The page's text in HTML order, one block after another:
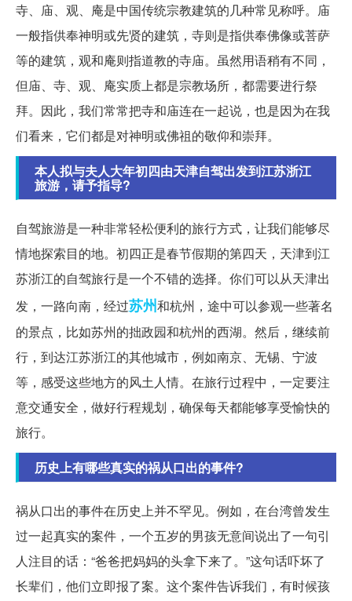
寺、庙、观、庵是中国传统宗教建筑的几种常见称呼。庙
一般指供奉神明或先贤的建筑，寺则是指供奉佛像或菩萨
等的建筑，观和庵则指道教的寺庙。虽然用语稍有不同，
但庙、寺、观、庵实质上都是宗教场所，都需要进行祭
拜。因此，我们常常把寺和庙连在一起说，也是因为在我
们看来，它们都是对神明或佛祖的敬仰和崇拜。
本人拟与夫人大年初四由天津自驾出发到江苏浙江
旅游，请予指导?
自驾旅游是一种非常轻松便利的旅行方式，让我们能够尽
情地探索目的地。初四正是春节假期的第四天，天津到江
苏浙江的自驾旅行是一个不错的选择。你们可以从天津出
发，一路向南，经过苏州和杭州，途中可以参观一些著名
的景点，比如苏州的拙政园和杭州的西湖。然后，继续前
行，到达江苏浙江的其他城市，例如南京、无锡、宁波
等，感受这些地方的风土人情。在旅行过程中，一定要注
意交通安全，做好行程规划，确保每天都能够享受愉快的
旅行。
历史上有哪些真实的祸从口出的事件?
祸从口出的事件在历史上并不罕见。例如，在台湾曾发生
过一起真实的案件，一个五岁的男孩无意间说出了一句引
人注目的话：“爸爸把妈妈的头拿下来了。”这句话吓坏了
长辈们，他们立即报了案。这个案件告诉我们，有时候孩